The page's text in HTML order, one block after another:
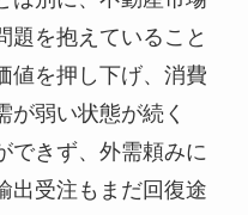
題を抱えていること
値を押し下げ、消費
が弱い状態が続く
できず、外需頼みに
出受注もまだ回復途